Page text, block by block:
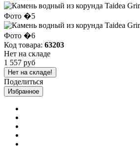
Код товара: 63203
Нет на складе
1 557 руб
Нет на складе!
Поделиться
Избранное